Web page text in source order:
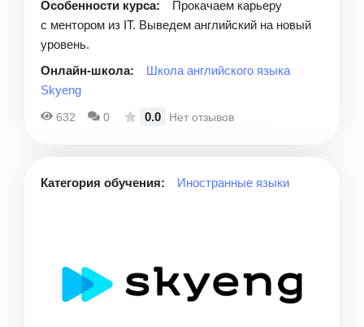
Особенности курса:
Прокачаем карьеру
с ментором из IT. Выведем английский на новый
уровень.
Онлайн-школа:
Школа английского языка
Skyeng
632 0 0.0 Нет отзывов
Категория обучения: Иностранные языки